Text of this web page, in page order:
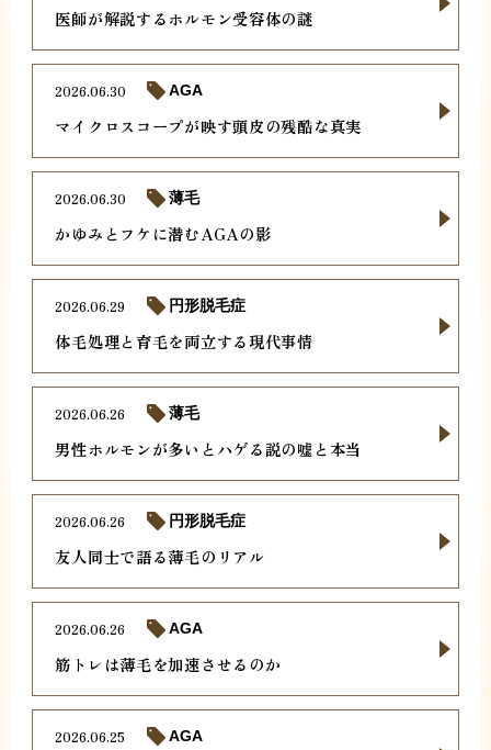
医師が解説するホルモン受容体の謎
マイクロスコープが映す頭皮の残酷な真実
2026.06.30 AGA
かゆみとフケに潜むAGAの影
2026.06.30 薄毛
体毛処理と育毛を両立する現代事情
2026.06.29 円形脱毛症
男性ホルモンが多いとハゲる説の嘘と本当
2026.06.26 薄毛
友人同士で語る薄毛のリアル
2026.06.26 円形脱毛症
筋トレは薄毛を加速させるのか
2026.06.26 AGA
2026.06.25 AGA